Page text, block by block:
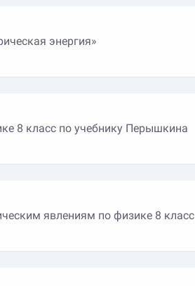
энергия»
8 класс по учебнику Перышкина
явлениям по физике 8 класс